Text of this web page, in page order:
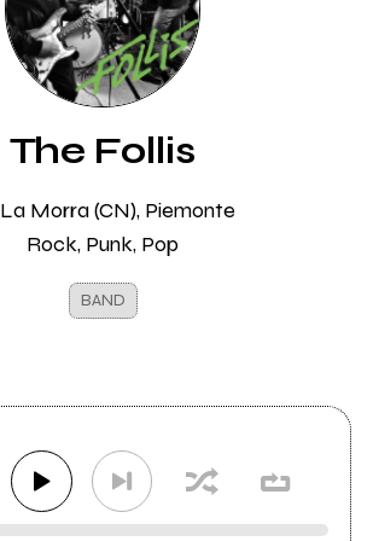
The Follis
La Morra (CN), Piemonte
Rock, Punk, Pop
BAND